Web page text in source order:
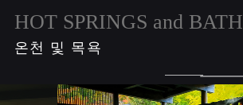
HOT SPRINGS and BATH
온천 및 목욕